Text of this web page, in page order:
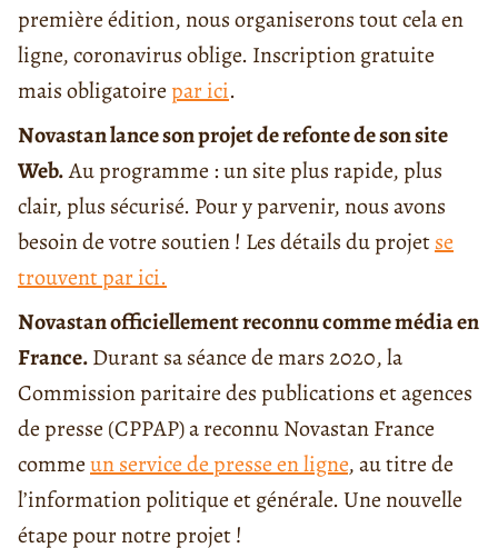
première édition, nous organiserons tout cela en
ligne, coronavirus oblige. Inscription gratuite
mais obligatoirepar ici.
Novastan lance son projet de refonte de son site
Web.Au programme : un site plus rapide, plus
clair, plus sécurisé. Pour y parvenir, nous avons
besoin de votre soutien ! Les détails du projetse
trouvent par ici.
Novastan officiellement reconnu comme média en
France.Durant sa séance de mars 2020, la
Commission paritaire des publications et agences
de presse (CPPAP) a reconnu Novastan France
commeunservice de presse en ligne, au titre de
l’information politique et générale. Une nouvelle
étape pour notre projet !